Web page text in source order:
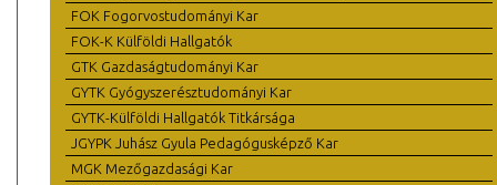
FOK Fogorvostudományi Kar
FOK-K Külföldi Hallgatók
GTK Gazdaságtudományi Kar
GYTK Gyógyszerésztudományi Kar
GYTK-Külföldi Hallgatók Titkársága
JGYPK Juhász Gyula Pedagógusképző Kar
MGK Mezőgazdasági Kar